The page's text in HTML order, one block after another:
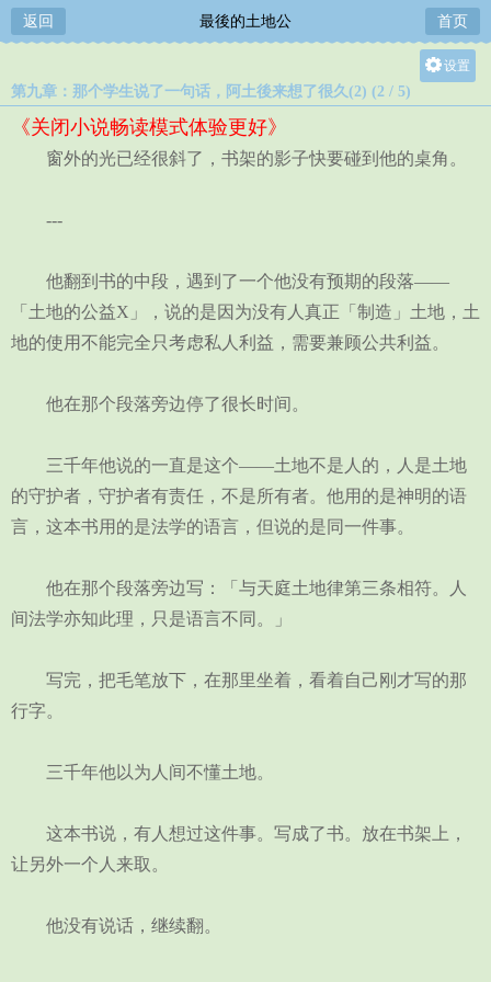
返回 最後的土地公 首页
设置
中
第九章：那个学生说了一句话，阿土後来想了很久(2) (2 / 5)
《关闭小说畅读模式体验更好》
窗外的光已经很斜了，书架的影子快要碰到他的桌角。
---
他翻到书的中段，遇到了一个他没有预期的段落——
「土地的公益X」，说的是因为没有人真正「制造」土地，土
地的使用不能完全只考虑私人利益，需要兼顾公共利益。
他在那个段落旁边停了很长时间。
三千年他说的一直是这个——土地不是人的，人是土地
的守护者，守护者有责任，不是所有者。他用的是神明的语
言，这本书用的是法学的语言，但说的是同一件事。
他在那个段落旁边写：「与天庭土地律第三条相符。人
间法学亦知此理，只是语言不同。」
写完，把毛笔放下，在那里坐着，看着自己刚才写的那
行字。
三千年他以为人间不懂土地。
这本书说，有人想过这件事。写成了书。放在书架上，
让另外一个人来取。
他没有说话，继续翻。